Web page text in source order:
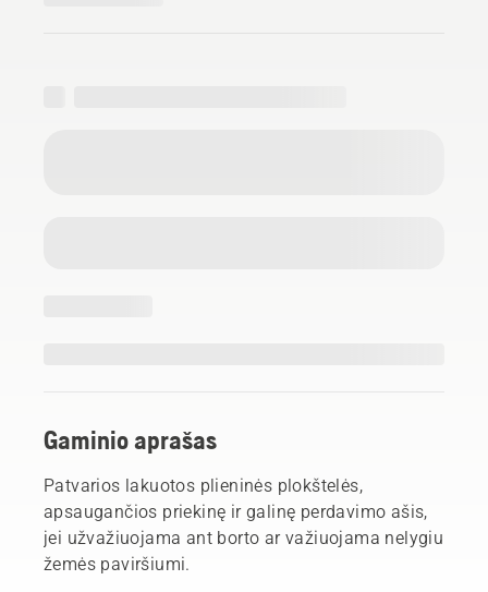
Gaminio aprašas
Patvarios lakuotos plieninės plokštelės,
apsaugančios priekinę ir galinę perdavimo ašis,
jei užvažiuojama ant borto ar važiuojama nelygiu
žemės paviršiumi.